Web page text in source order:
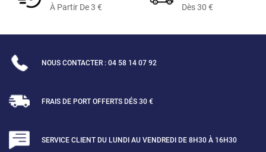
À Partir De 3 €
Dès 30 €
NOUS CONTACTER : 04 58 14 07 92
FRAIS DE PORT OFFERTS DÉS 30 €
SERVICE CLIENT DU LUNDI AU VENDREDI DE 8H30 À 16H30